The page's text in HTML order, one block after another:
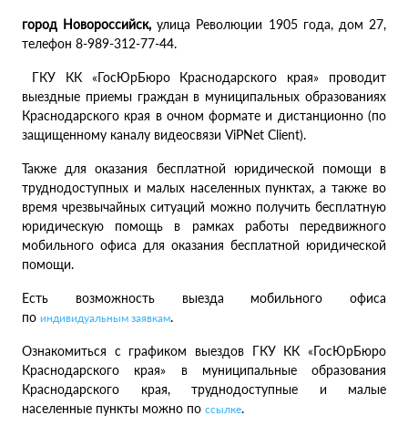
город Новороссийск, улица Революции 1905 года, дом 27,
телефон 8-989-312-77-44.
ГКУ КК «ГосЮрБюро Краснодарского края» проводит
выездные приемы граждан в муниципальных образованиях
Краснодарского края в очном формате и дистанционно (по
защищенному каналу видеосвязи ViPNet Client).
Также для оказания бесплатной юридической помощи в
труднодоступных и малых населенных пунктах, а также во
время чрезвычайных ситуаций можно получить бесплатную
юридическую помощь в рамках работы передвижного
мобильного офиса для оказания бесплатной юридической
помощи.
Есть возможность выезда мобильного офиса
по индивидуальным заявкам.
Ознакомиться с графиком выездов ГКУ КК «ГосЮрБюро
Краснодарского края» в муниципальные образования
Краснодарского края, труднодоступные и малые
населенные пункты можно по ссылке.